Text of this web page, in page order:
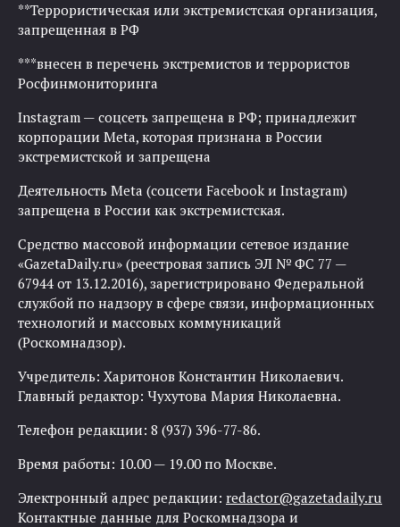
**Террористическая или экстремистская организация,
запрещенная в РФ
***внесен в перечень экстремистов и террористов
Росфинмониторинга
Instagram — соцсеть запрещена в РФ; принадлежит
корпорации Meta, которая признана в России
экстремистской и запрещена
Деятельность Meta (соцсети Facebook и Instagram)
запрещена в России как экстремистская.
Средство массовой информации сетевое издание
«GazetaDaily.ru» (реестровая запись ЭЛ № ФС 77 —
67944 от 13.12.2016), зарегистрировано Федеральной
службой по надзору в сфере связи, информационных
технологий и массовых коммуникаций
(Роскомнадзор).
Учредитель: Харитонов Константин Николаевич.
Главный редактор: Чухутова Мария Николаевна.
Телефон редакции: 8 (937) 396-77-86.
Время работы: 10.00 — 19.00 по Москве.
Электронный адрес редакции: redactor@gazetadaily.ru
Контактные данные для Роскомнадзора и